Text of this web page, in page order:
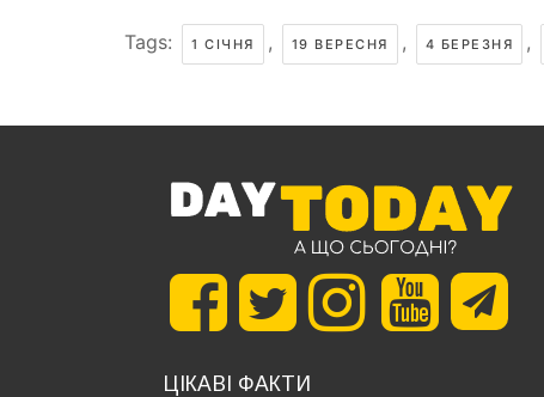
Tags: 1 СІЧНЯ , 19 ВЕРЕСНЯ , 4 БЕРЕЗНЯ ,
ЦІКАВІ ФАКТИ